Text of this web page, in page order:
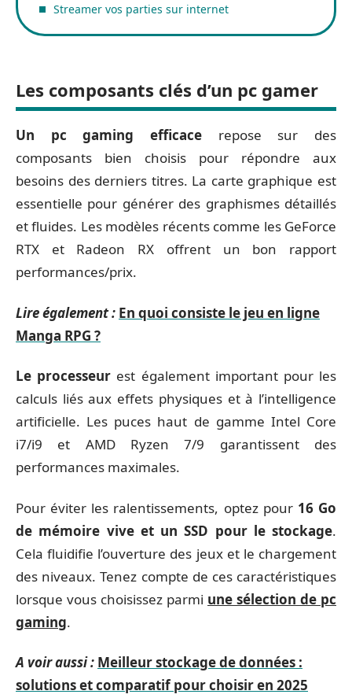
Streamer vos parties sur internet
Les composants clés d’un pc gamer
Un pc gaming efficace repose sur des
composants bien choisis pour répondre aux
besoins des derniers titres. La carte graphique est
essentielle pour générer des graphismes détaillés
et fluides. Les modèles récents comme les GeForce
RTX et Radeon RX offrent un bon rapport
performances/prix.
Lire également : En quoi consiste le jeu en ligne
Manga RPG ?
Le processeur est également important pour les
calculs liés aux effets physiques et à l’intelligence
artificielle. Les puces haut de gamme Intel Core
i7/i9 et AMD Ryzen 7/9 garantissent des
performances maximales.
Pour éviter les ralentissements, optez pour 16 Go
de mémoire vive et un SSD pour le stockage.
Cela fluidifie l’ouverture des jeux et le chargement
des niveaux. Tenez compte de ces caractéristiques
lorsque vous choisissez parmi une sélection de pc
gaming.
A voir aussi : Meilleur stockage de données :
solutions et comparatif pour choisir en 2025